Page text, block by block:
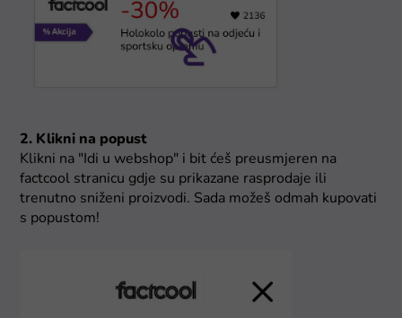
2. Klikni na popust
Klikni na "Idi u webshop" i bit ćeš preusmjeren na
factcool stranicu gdje su prikazane rasprodaje ili
trenutno sniženi proizvodi. Sada možeš odmah kupovati
s popustom!